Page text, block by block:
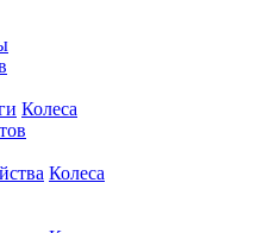
Колеса
Колеса